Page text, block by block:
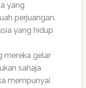
yang
perjuangan.
yang hidup
mereka gelar
sahaja
mempunyai